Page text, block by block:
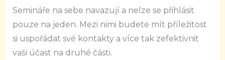
Semináře na sebe navazují a nelze se přihlásit
pouze na jeden. Mezi nimi budete mít příležitost
si uspořádat své kontakty a více tak zefektivnit
vaši účast na druhé části.